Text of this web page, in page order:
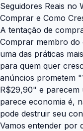
Seguidores Reais no
Comprar e Como
A tentação de
Comprar membro do
uma das práticas
para quem quer
anúncios prometem
R$29,90" e parecem
parece economia é,
pode destruir seu
Vamos entender por